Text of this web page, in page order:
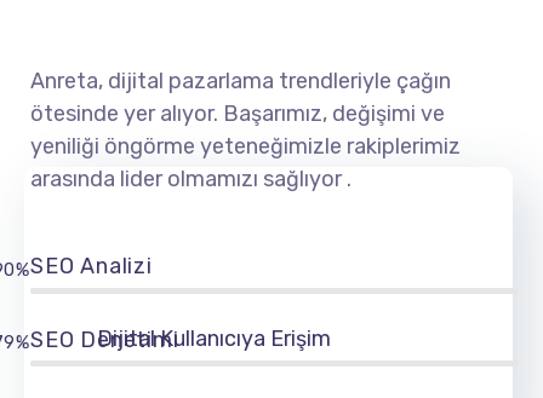
Anreta, dijital pazarlama trendleriyle çağın
ötesinde yer alıyor. Başarımız, değişimi ve
yeniliği öngörme yeteneğimizle rakiplerimiz
arasında lider olmamızı sağlıyor .
SEO Analizi
SEO Denetimi
Dijital Kullanıcıya Erişim